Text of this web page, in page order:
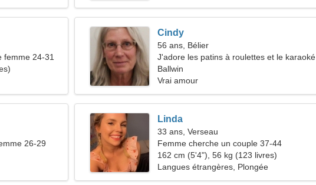
femme 24-31
Cindy
56 ans, Bélier
J'adore les patins à roulettes et le karaoké
Ballwin
Vrai amour
26-29
Linda
33 ans, Verseau
Femme cherche un couple 37-44
162 cm (5'4"), 56 kg (123 livres)
Langues étrangères, Plongée